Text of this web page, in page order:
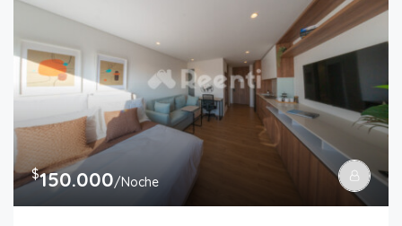
$150.000/Noche